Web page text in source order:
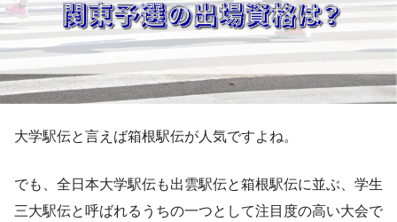
大学駅伝と言えば箱根駅伝が人気ですよね。
でも、全日本大学駅伝も出雲駅伝と箱根駅伝に並ぶ、学生
三大駅伝と呼ばれるうちの一つとして注目度の高い大会で